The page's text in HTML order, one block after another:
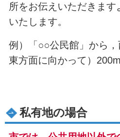
所をお伝えいただきま
いたします。
例）「○○公民館」から
東方面に向かって）
私有地の場合